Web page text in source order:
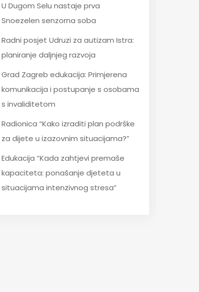
U Dugom Selu nastaje prva
Snoezelen senzorna soba
Radni posjet Udruzi za autizam Istra:
planiranje daljnjeg razvoja
Grad Zagreb edukacija: Primjerena
komunikacija i postupanje s osobama
s invaliditetom
Radionica “Kako izraditi plan podrške
za dijete u izazovnim situacijama?”
Edukacija “Kada zahtjevi premaše
kapaciteta: ponašanje djeteta u
situacijama intenzivnog stresa”